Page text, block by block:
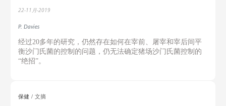
22-11月-2019
P. Davies
经过20多年的研究，仍然存在如何在宰前、屠宰和宰后间平
衡沙门氏菌的控制的问题，仍无法确定猪场沙门氏菌控制的
“绝招”。
保健 文摘